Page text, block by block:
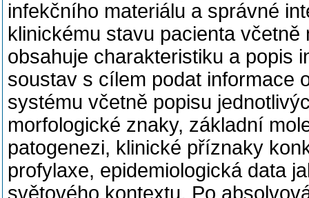
infekčního materiálu a správné
klinickému stavu pacienta
obsahuje charakteristiku a popis
soustav s cílem podat informace
systému včetně popisu
morfologické znaky, základní
patogenezi, klinické příznaky
profylaxe, epidemiologická data
světového kontextu. Po